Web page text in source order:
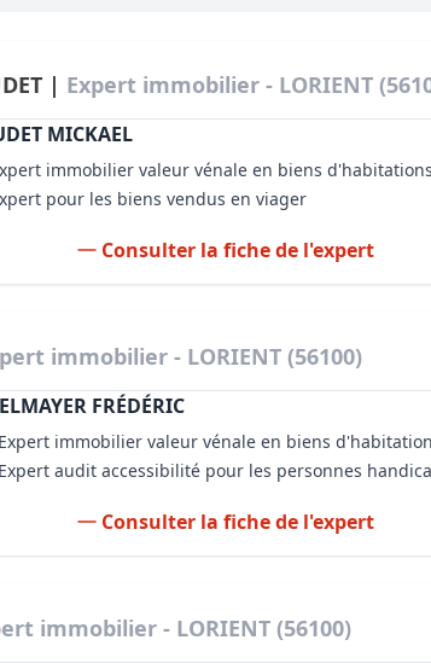
bâtiments
d’un Plan Local d’Urbanisme
Expertise
| Expert immobilier - LORIENT
MICKAEL
immobilier valeur vénale en biens d'habitations
pour les biens vendus en viager
Consulter la fiche de l'expert
immobilier - LORIENT (56100)
FRÉDÉRIC
Expert immobilier valeur vénale en biens
Expert audit accessibilité pour les personnes
Consulter la fiche de l'expert
immobilier - LORIENT (56100)